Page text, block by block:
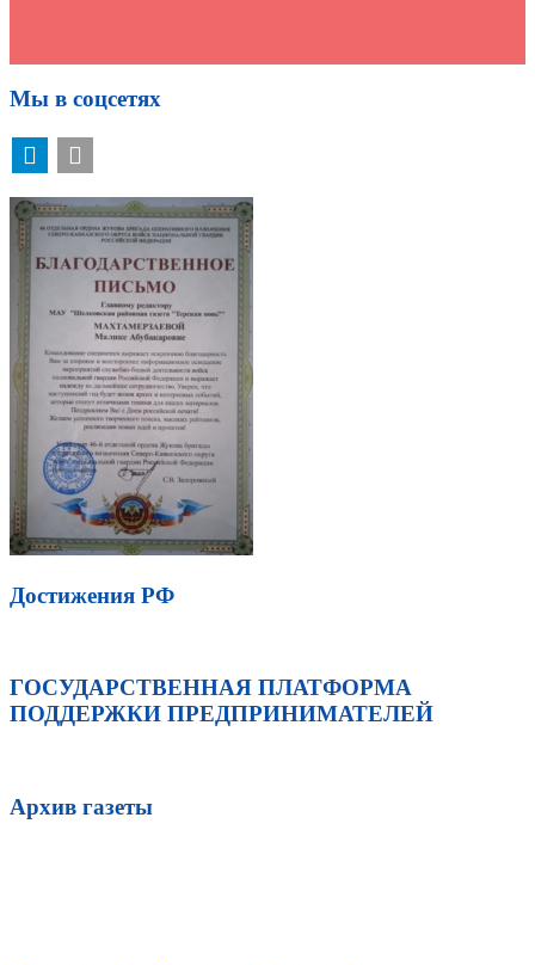
Мы в соцсетях
Достижения РФ
ГОСУДАРСТВЕННАЯ ПЛАТФОРМА
ПОДДЕРЖКИ ПРЕДПРИНИМАТЕЛЕЙ
Архив газеты